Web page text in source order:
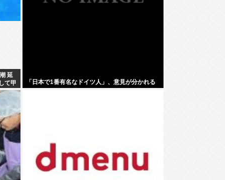
延
て甲
「日本で1番有名なドイツ人」、意見が分かれる